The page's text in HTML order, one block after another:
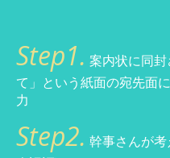
Step1. 案内状に同
て」という紙面の宛先面
力
Step2. 幹事さんが